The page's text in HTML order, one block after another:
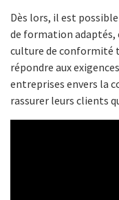
Dès lors, il est
de formation adaptés,
culture de conformité
répondre aux
entreprises envers la
rassurer leurs clients